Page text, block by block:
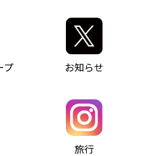
ピングバス（鈴鹿管内）
広告
ョン三重交通バスセット
一覧
ア運用ポリシー
プ
お知らせ
旅行